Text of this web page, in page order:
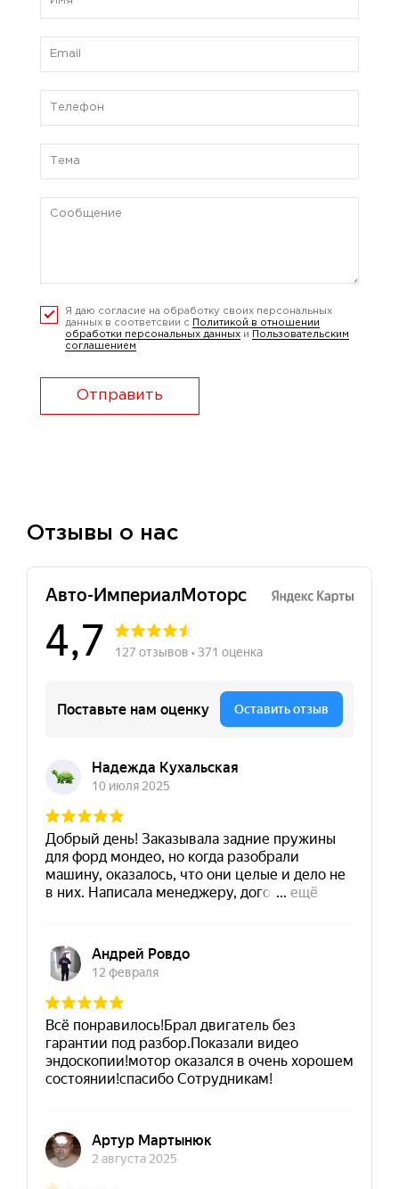
Я даю согласие на обработку своих персональных
данных в соответсвии с
Политикой в отношении
обработки персональных данных и
Пользовательским
соглашением
Отправить
Отзывы о нас